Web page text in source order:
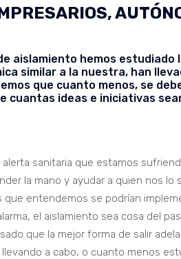
aislamiento hemos
similar a la nuestra, han
que cuanto menos, se
cuantas ideas e iniciativas
sanitaria que estamos
la mano y ayudar a quien nos lo
que entendemos se podrían
el aislamiento sea cosa del
que la mejor forma de salir
a cabo, o cuanto menos